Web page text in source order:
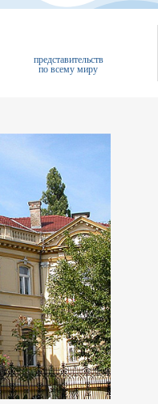
представительств
по всему миру